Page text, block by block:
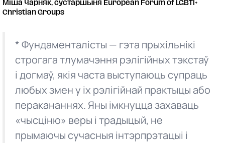
Міша Чарняк, сустаршыня European Forum of LGBTI+
Christian Groups
* Фундаменталісты — гэта прыхільнікі
строгага тлумачэння рэлігійных тэкстаў
і догмаў, якія часта выступаюць супраць
любых змен у іх рэлігійнай практыцы або
перакананнях. Яны імкнуцца захаваць
«чысціню» веры і традыцый, не
прымаючы сучасныя інтэрпрэтацыі і